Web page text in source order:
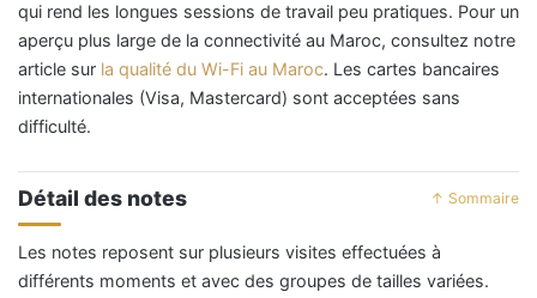
qui rend les longues sessions de travail peu pratiques. Pour un
aperçu plus large de la connectivité au Maroc, consultez notre
article sur la qualité du Wi-Fi au Maroc. Les cartes bancaires
internationales (Visa, Mastercard) sont acceptées sans
difficulté.
Détail des notes ↑ Sommaire
Les notes reposent sur plusieurs visites effectuées à
différents moments et avec des groupes de tailles variées.